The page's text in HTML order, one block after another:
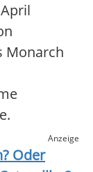
Monarch
Anzeige
Oder